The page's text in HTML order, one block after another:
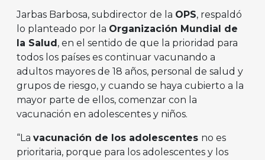
Jarbas Barbosa, subdirector de la OPS, respaldó
lo planteado por la Organización Mundial de
la Salud , en el sentido de que la prioridad para
todos los países es continuar vacunando a
adultos mayores de 18 años, personal de salud y
grupos de riesgo, y cuando se haya cubierto a la
mayor parte de ellos, comenzar con la
vacunación en adolescentes y niños.
“La vacunación de los adolescentes no es
prioritaria, porque para los adolescentes y los